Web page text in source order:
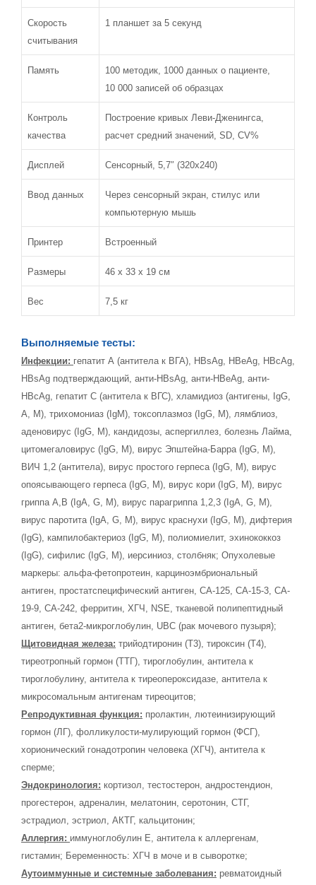
Скорость
считывания
1 планшет за 5 секунд
Память
100 методик, 1000 данных о пациенте,
10 000 записей об образцах
Контроль
качества
Построение кривых Леви-Дженингса,
расчет средний значений, SD, CV%
Дисплей Сенсорный, 5,7″ (320х240)
Ввод данных
Через сенсорный экран, стилус или
компьютерную мышь
Принтер Встроенный
Размеры 46 х 33 х 19 см
Вес 7,5 кг
Выполняемые тесты:
Инфекции: гепатит А (антитела к ВГА), HBsAg, HBeAg, HBcAg,
HBsAg подтверждающий, анти-HBsAg, анти-HBeAg, анти-
HBcAg, гепатит C (антитела к ВГС), хламидиоз (антигены, IgG,
A, M), трихомониаз (IgM), токсоплазмоз (IgG, M), лямблиоз,
аденовирус (IgG, M), кандидозы, аспергиллез, болезнь Лайма,
цитомегаловирус (IgG, M), вирус Эпштейна-Барра (IgG, M),
ВИЧ 1,2 (антитела), вирус простого герпеса (IgG, M), вирус
опоясывающего герпеса (IgG, M), вирус кори (IgG, M), вирус
гриппа А,В (IgA, G, M), вирус парагриппа 1,2,3 (IgA, G, M),
вирус паротита (IgA, G, M), вирус краснухи (IgG, M), дифтерия
(IgG), кампилобактериоз (IgG, M), полиомиелит, эхинококкоз
(IgG), сифилис (IgG, M), иерсиниоз, столбняк; Опухолевые
маркеры: альфа-фетопротеин, карциноэмбриональный
антиген, простатспецифический антиген, CA-125, CA-15-3, CA-
19-9, CA-242, ферритин, ХГЧ, NSE, тканевой полипептидный
антиген, бета2-микроглобулин, UBC (рак мочевого пузыря);
Щитовидная железа: трийодтиронин (Т3), тироксин (Т4),
тиреотропный гормон (ТТГ), тироглобулин, антитела к
тироглобулину, антитела к тиреопероксидазе, антитела к
микросомальным антигенам тиреоцитов;
Репродуктивная функция: пролактин, лютеинизирующий
гормон (ЛГ), фолликулости-мулирующий гормон (ФСГ),
хорионический гонадотропин человека (ХГЧ), антитела к
сперме;
Эндокринология: кортизол, тестостерон, андростендион,
прогестерон, адреналин, мелатонин, серотонин, СТГ,
эстрадиол, эстриол, АКТГ, кальцитонин;
Аллергия: иммуноглобулин Е, антитела к аллергенам,
гистамин; Беременность: ХГЧ в моче и в сыворотке;
Аутоиммунные и системные заболевания: ревматоидный